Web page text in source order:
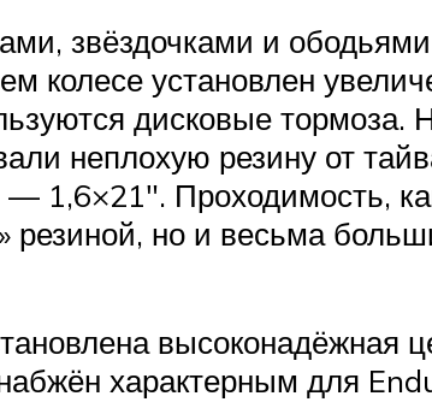
звёздочками и
колесе установлен
дисковые тормоза.
неплохую резину от
1,6×21″. Проходимость,
резиной, но и весьма
высоконадёжная
характерным для